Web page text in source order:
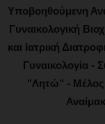
Υποβοηθούμενη
Γυναικολογική
και Ιατρική
Γυναικολογία -
"Λητώ" - Μέλος